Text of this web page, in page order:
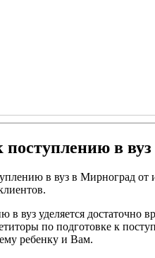
поступлению в
в вуз в Мирноград
вуз уделяется
по подготовке к
ребенку и Вам.